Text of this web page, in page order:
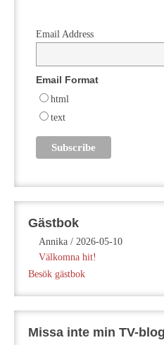
Email Address
Email Format
html
text
Gästbok
Annika / 2026-05-10
Välkomna hit!
Besök gästbok
Missa inte min TV-